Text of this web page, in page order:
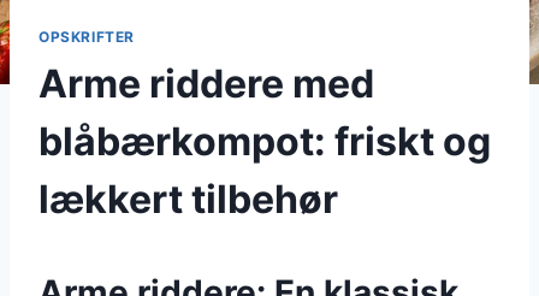
OPSKRIFTER
Arme riddere med
blåbærkompot: friskt og
lækkert tilbehør